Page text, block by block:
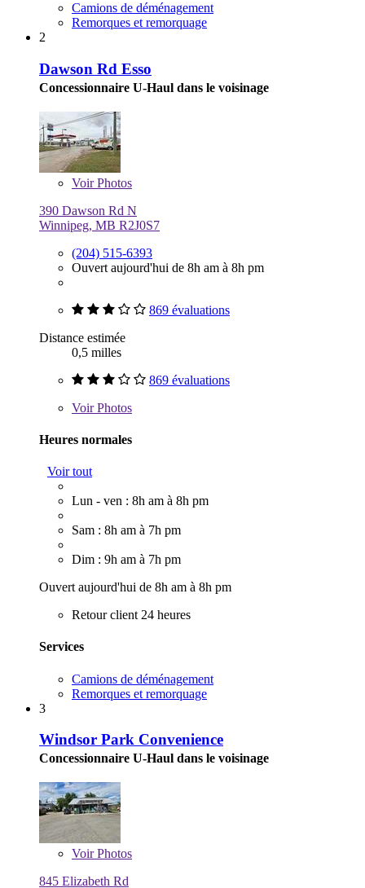
Camions de déménagement
Remorques et remorquage
2
Dawson Rd Esso
Concessionnaire U-Haul dans le voisinage
VoirPhotos
390 Dawson Rd N
Winnipeg, MB R2J0S7
(204) 515-6393
Ouvert aujourd'hui de 8h am à 8h pm
869 évaluations
Distance estimée
0,5 milles
869 évaluations
VoirPhotos
Heures normales
Voir tout
Lun - ven : 8h am à 8h pm
Sam : 8h am à 7h pm
Dim : 9h am à 7h pm
Ouvert aujourd'hui de 8h am à 8h pm
Retour client 24 heures
Services
Camions de déménagement
Remorques et remorquage
3
Windsor Park Convenience
Concessionnaire U-Haul dans le voisinage
VoirPhotos
845 Elizabeth Rd